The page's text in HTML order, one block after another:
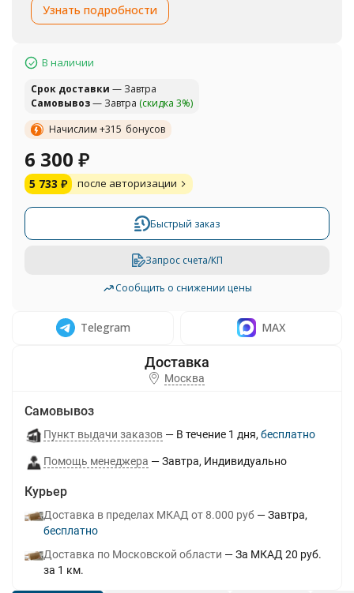
Узнать подробности
В наличии
Cрок доставки — Завтра
Самовывоз— Завтра (скидка 3%)
Начислим +315 бонусов
6 300 ₽
5 733 ₽ после авторизации
Быстрый заказ
Запрос счета/КП
Сообщить о снижении цены
Telegram MAX
Москва
Самовывоз
Пункт выдачи заказов В течение 1 дня Бесплатно
Помощь менеджера Завтра Индивидуально
Курьер
Доставка в пределах МКАД от 8.000 руб
Завтра
Бесплатно
Доставка по Московской области
За МКАД 20 руб.
за 1 км.